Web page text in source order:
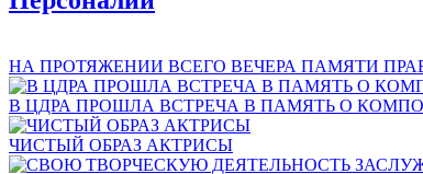
НА ПРОТЯЖЕНИИ ВСЕГО ВЕЧЕРА ПАМЯТИ
В ЦДРА ПРОШЛА ВСТРЕЧА В ПАМЯТЬ О
ЧИСТЫЙ ОБРАЗ АКТРИСЫ